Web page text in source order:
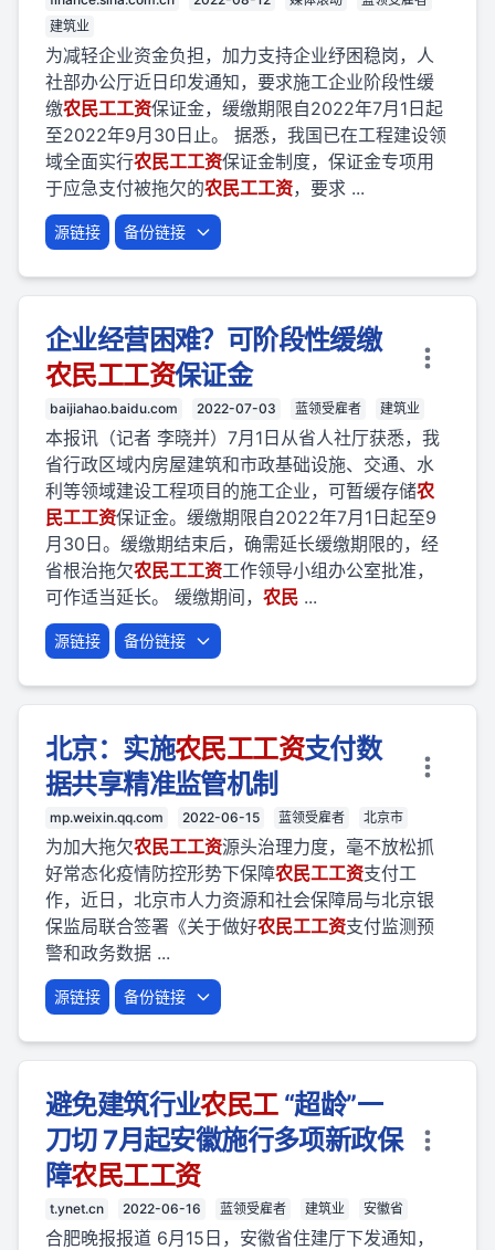
建筑业
为减轻企业资金负担，加力支持企业纾困稳岗，人
社部办公厅近日印发通知，要求施工企业阶段性缓
缴农民工工资保证金，缓缴期限自2022年7月1日起
至2022年9月30日止。 据悉，我国已在工程建设领
域全面实行农民工工资保证金制度，保证金专项用
于应急支付被拖欠的农民工工资，要求 ...
源链接 备份链接
企业经营困难？可阶段性缓缴
农民工工资保证金
baijiahao.baidu.com 2022-07-03 蓝领受雇者 建筑业
本报讯（记者 李晓并）7月1日从省人社厅获悉，我
省行政区域内房屋建筑和市政基础设施、交通、水
利等领域建设工程项目的施工企业，可暂缓存储农
民工工资保证金。缓缴期限自2022年7月1日起至9
月30日。缓缴期结束后，确需延长缓缴期限的，经
省根治拖欠农民工工资工作领导小组办公室批准，
可作适当延长。 缓缴期间， 农民 ...
源链接 备份链接
北京：实施农民工工资支付数
据共享精准监管机制
mp.weixin.qq.com 2022-06-15 蓝领受雇者 北京市
为加大拖欠农民工工资源头治理力度，毫不放松抓
好常态化疫情防控形势下保障农民工工资支付工
作，近日，北京市人力资源和社会保障局与北京银
保监局联合签署《关于做好农民工工资支付监测预
警和政务数据 ...
源链接 备份链接
避免建筑行业农民工“超龄”一
刀切 7月起安徽施行多项新政保
障农民工工资
t.ynet.cn 2022-06-16 蓝领受雇者 建筑业 安徽省
合肥晚报报道 6月15日，安徽省住建厅下发通知，